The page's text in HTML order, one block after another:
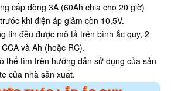
cấp dòng 3A (60Ah chia cho 20 giờ)
khi điện áp giảm còn 10,5V.
tin đều được mô tả trên bình ắc quy, 2
và Ah (hoặc RC).
thể tìm trên hướng dẫn sử dụng của sản
của nhà sản xuất.